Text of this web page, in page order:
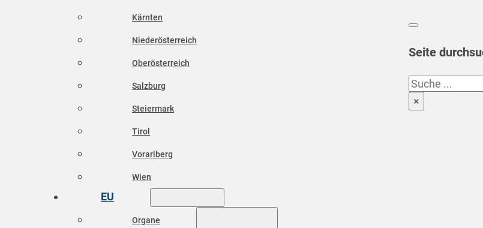
Kärnten
Niederösterreich
Oberösterreich
Salzburg
Steiermark
Tirol
Vorarlberg
Wien
EU
Organe
Seite
Suchen
×